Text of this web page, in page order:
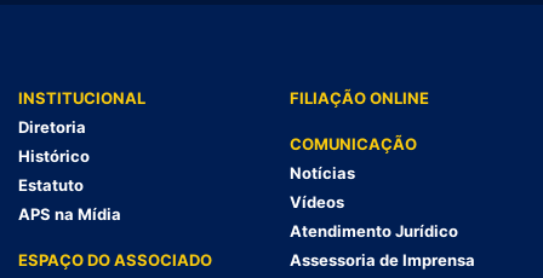
INSTITUCIONAL
Diretoria
Histórico
Estatuto
APS na Mídia
ESPAÇO DO ASSOCIADO
FILIAÇÃO ONLINE
COMUNICAÇÃO
Notícias
Vídeos
Atendimento Jurídico
Assessoria de Imprensa